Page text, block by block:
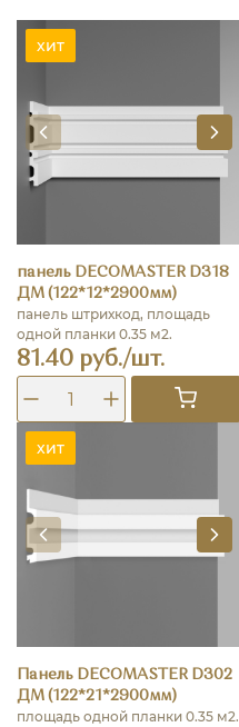
хит
панель DECOMASTER D318
ДМ (122*12*2900мм)
панель штрихкод, площадь
одной планки 0.35 м2.
81.40 руб./шт.
хит
Панель DECOMASTER D302
ДМ (122*21*2900мм)
площадь одной планки 0.35 м2.